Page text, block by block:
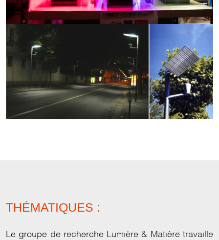
THÉMATIQUES :
Le groupe de recherche Lumière & Matière travaille